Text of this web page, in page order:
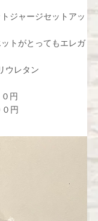
ジャージセットアッ
トがとってもエレガ
レタン
円
円